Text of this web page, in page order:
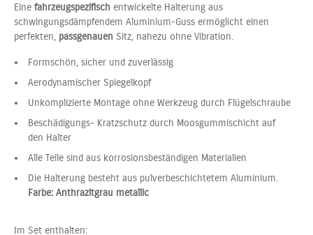
Eine fahrzeugspezifisch entwickelte Halterung aus
schwingungsdämpfendem Aluminium-Guss ermöglicht einen
perfekten, passgenauen Sitz, nahezu ohne Vibration.
Formschön, sicher und zuverlässig
Aerodynamischer Spiegelkopf
Unkomplizierte Montage ohne Werkzeug durch Flügelschraube
Beschädigungs- Kratzschutz durch Moosgummischicht auf
den Halter
Alle Teile sind aus korrosionsbeständigen Materialien
Die Halterung besteht aus pulverbeschichtetem Aluminium.
Farbe: Anthrazitgrau metallic
Im Set enthalten: